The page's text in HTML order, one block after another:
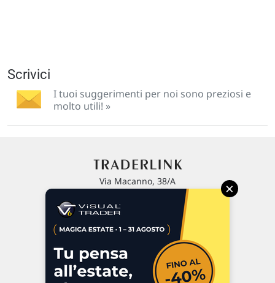
Scrivici
I tuoi suggerimenti per noi sono preziosi e
molto utili! »
Via Macanno, 38/A
P.IVA 02 452 460 401
Commenti e segnalazioni
Contattaci
×